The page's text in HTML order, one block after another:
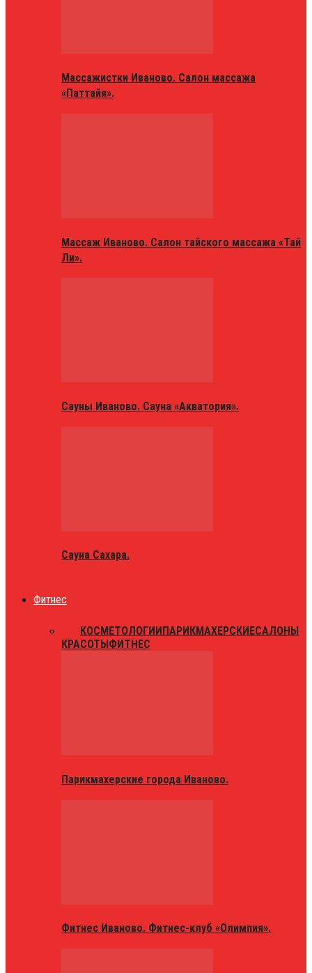
Массажистки Иваново. Салон массажа
«Паттайя».
Массаж Иваново. Салон тайского массажа «Тай
Ли».
Сауны Иваново. Сауна «Акватория».
Сауна Сахара.
Фитнес
КОСМЕТОЛОГИИПАРИКМАХЕРСКИЕСАЛОНЫ
КРАСОТЫФИТНЕС
Парикмахерские города Иваново.
Фитнес Иваново. Фитнес-клуб «Олимпия».